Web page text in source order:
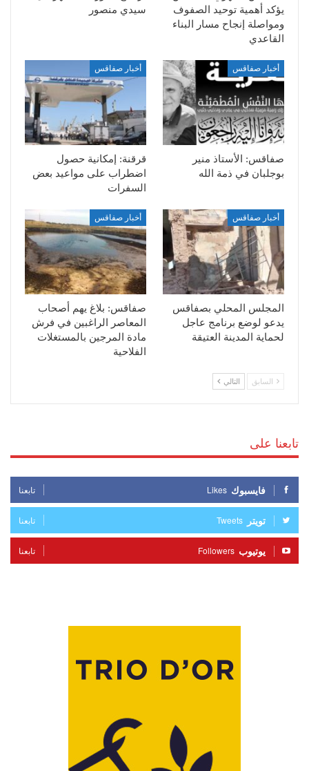
يؤكد أهمية توحيد الصفوف
ومواصلة إنجاح مسار البناء
القاعدي
سيدي منصور
أخبار صفاقس
صفاقس: الأستاذ منير
بوجلبان في ذمة الله
أخبار صفاقس
قرقنة: إمكانية حصول
اضطراب على مواعيد بعض
السفرات
أخبار صفاقس
المجلس المحلي بصفاقس
يدعو لوضع برنامج عاجل
لحماية المدينة العتيقة
أخبار صفاقس
صفاقس: بلاغ يهم أصحاب
المعاصر الراغبين في فرش
مادة المرجين بالمستغلات
الفلاحية
السابق التالي
تابعنا على
فايسبوك Likes تابعنا
تويتر Tweets تابعنا
يوتيوب Followers تابعنا